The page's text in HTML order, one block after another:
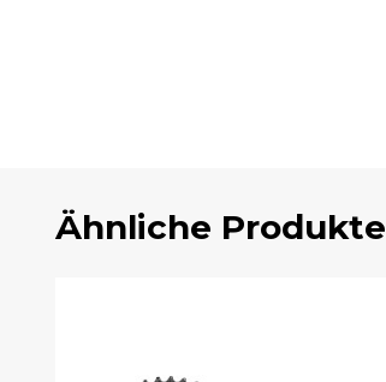
Ähnliche Produkte